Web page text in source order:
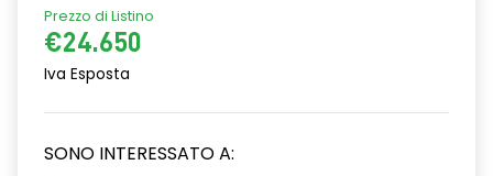
Prezzo di Listino
€24.650
Iva Esposta
SONO INTERESSATO A: